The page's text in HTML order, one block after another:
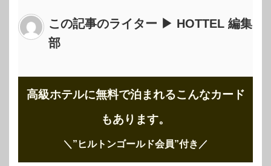
この記事のライター ▶ HOTTEL 編集
部
高級ホテルに無料で泊まれるこんなカード
もあります。
＼”ヒルトンゴールド会員”付き ／